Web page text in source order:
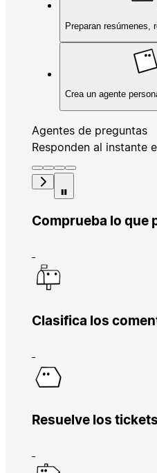
Preparan resúmenes,
Crea un agente
Agentes de preguntas
Responden al instante
Comprueba lo que
Clasifica los
Resuelve los